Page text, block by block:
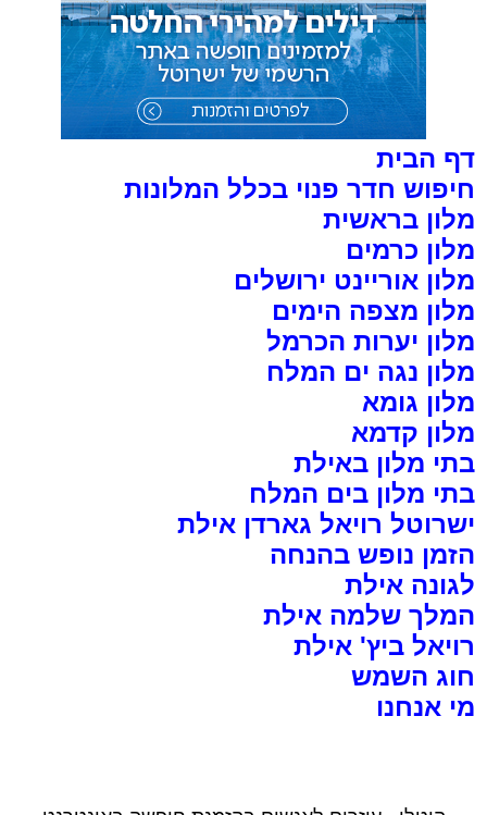
דף הבית
חיפוש חדר פנוי בכלל המלונות
מלון בראשית
מלון כרמים
מלון אוריינט ירושלים
מלון מצפה הימים
מלון יערות הכרמל
מלון נגה ים המלח
מלון גומא
מלון קדמא
בתי מלון באילת
בתי מלון בים המלח
ישרוטל רויאל גארדן אילת
הזמן נופש בהנחה
לגונה אילת
המלך שלמה אילת
רויאל ביץ' אילת
חוג השמש
מי אנחנו